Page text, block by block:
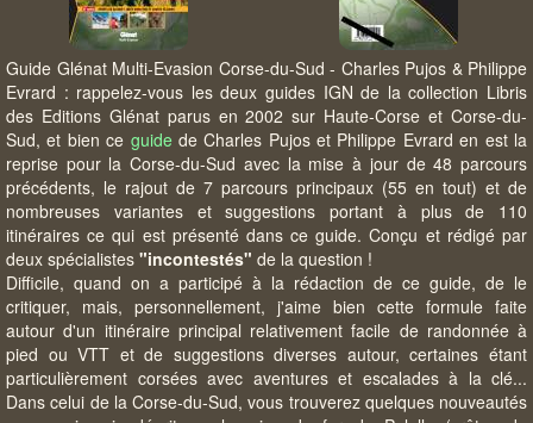
Guide Glénat Multi-Evasion Corse-du-Sud - Charles Pujos & Philippe
Evrard : rappelez-vous les deux guides IGN de la collection Libris
des Editions Glénat parus en 2002 sur Haute-Corse et Corse-du-
Sud, et bien ce guidede Charles Pujos et Philippe Evrard en est la
reprise pour la Corse-du-Sud avec la mise à jour de 48 parcours
précédents, le rajout de 7 parcours principaux (55 en tout) et de
nombreuses variantes et suggestions portant à plus de 110
itinéraires ce qui est présenté dans ce guide. Conçu et rédigé par
deux spécialistes "incontestés" de la question !
Difficile, quand on a participé à la rédaction de ce guide, de le
critiquer, mais, personnellement, j'aime bien cette formule faite
autour d'un itinéraire principal relativement facile de randonnée à
pied ou VTT et de suggestions diverses autour, certaines étant
particulièrement corsées avec aventures et escalades à la clé...
Dans celui de la Corse-du-Sud, vous trouverez quelques nouveautés